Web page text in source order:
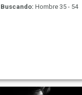
Buscando: Hombre 35 - 54